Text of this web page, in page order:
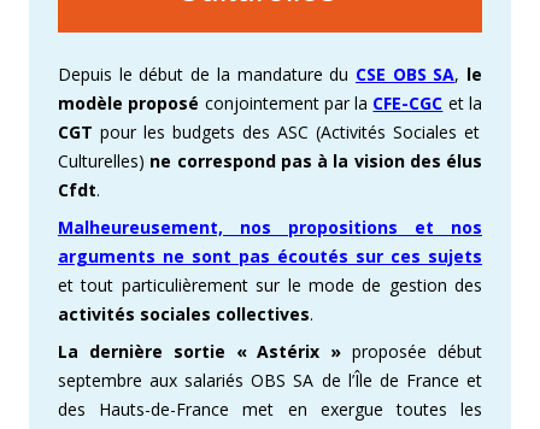
Depuis le début de la mandature du CSE OBS SA, le
modèle proposé conjointement par la CFE-CGC et la
CGT pour les budgets des ASC (Activités Sociales et
Culturelles) ne correspond pas à la vision des élus
Cfdt.
Malheureusement, nos propositions et nos
arguments ne sont pas écoutés sur ces sujets
et tout particulièrement sur le mode de gestion des
activités sociales collectives.
La dernière sortie « Astérix » proposée début
septembre aux salariés OBS SA de l’Île de France et
des Hauts-de-France met en exergue toutes les